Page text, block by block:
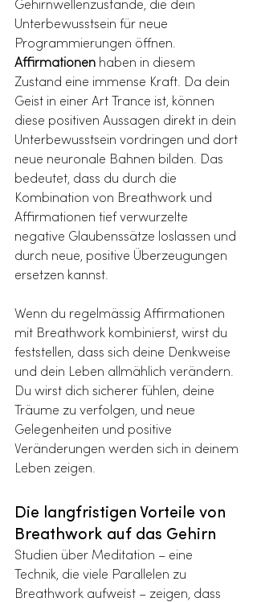
Gehirnwellenzustände, die dein
Unterbewusstsein für neue
Programmierungen öffnen.
Affirmationen haben in diesem
Zustand eine immense Kraft. Da dein
Geist in einer Art Trance ist, können
diese positiven Aussagen direkt in dein
Unterbewusstsein vordringen und dort
neue neuronale Bahnen bilden. Das
bedeutet, dass du durch die
Kombination von Breathwork und
Affirmationen tief verwurzelte
negative Glaubenssätze loslassen und
durch neue, positive Überzeugungen
ersetzen kannst.
Wenn du regelmässig Affirmationen
mit Breathwork kombinierst, wirst du
feststellen, dass sich deine Denkweise
und dein Leben allmählich verändern.
Du wirst dich sicherer fühlen, deine
Träume zu verfolgen, und neue
Gelegenheiten und positive
Veränderungen werden sich in deinem
Leben zeigen.
Die langfristigen Vorteile von
Breathwork auf das Gehirn
Studien über Meditation – eine
Technik, die viele Parallelen zu
Breathwork aufweist – zeigen, dass